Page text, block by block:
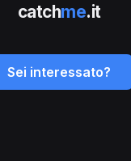
catchme.it
Sei interessato?